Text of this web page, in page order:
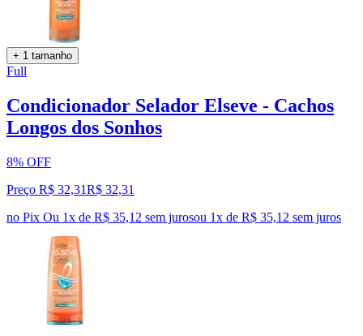
+ 1 tamanho
Full
Condicionador Selador Elseve - Cachos
Longos dos Sonhos
8% OFF
Preço R$ 32,31R$ 32,31
no Pix Ou 1x de R$ 35,12 sem jurosou 1x de R$ 35,12 sem juros